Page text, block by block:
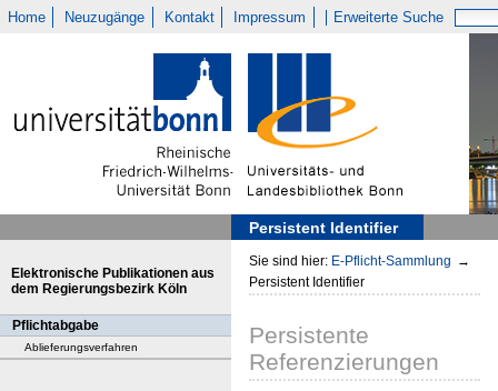
Home Neuzugänge Kontakt Impressum Erweiterte Suche
Persistent Identifier
Elektronische Publikationen aus
dem Regierungsbezirk Köln
Pflichtabgabe
Ablieferungsverfahren
Sie sind hier: E-Pflicht-Sammlung →
Persistent Identifier
Persistente
Referenzierungen